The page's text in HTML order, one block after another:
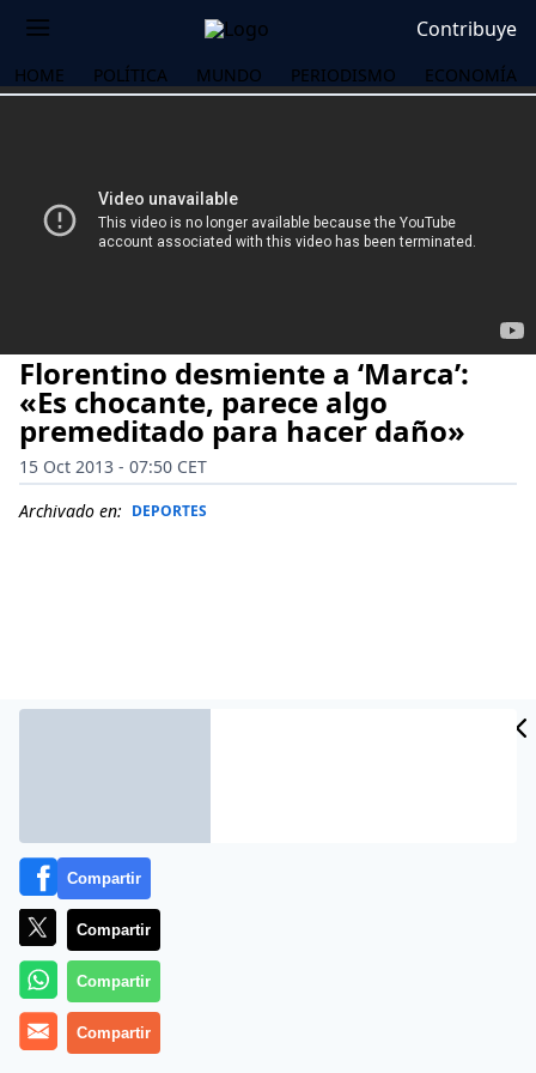
Contribuye
HOME POLÍTICA MUNDO PERIODISMO ECONOMÍA
Florentino desmiente a ‘Marca’:
«Es chocante, parece algo
premeditado para hacer daño»
15 Oct 2013 - 07:50 CET
Archivado en: DEPORTES
1 | 3 Punto Pelota del Lunes, 14 de Octubre de 2013.
14-10-2013.
Compartir
Compartir
Compartir
Compartir